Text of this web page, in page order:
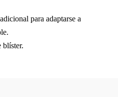
para adaptarse a
blíster.